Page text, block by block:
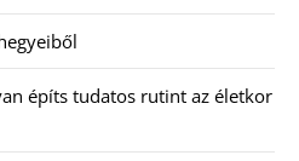
építs tudatos rutint az életkor